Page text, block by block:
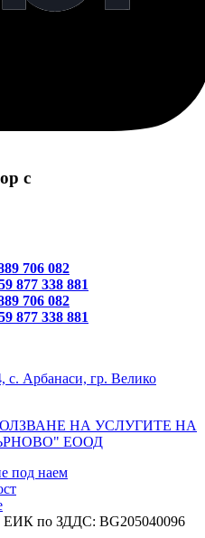
с
706 082
877 338 881
706 082
877 338 881
Арбанаси, гр. Велико
НА УСЛУГИТЕ НА
ЕООД
под наем
ЕИК по ЗДДС: BG205040096